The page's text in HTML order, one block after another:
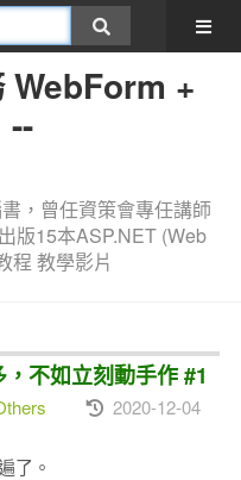
WebForm +
--
，曾任資策會專任講師
版15本ASP.NET (Web
程 教學影片
不如立刻動手作 #1
2020-12-04
了。